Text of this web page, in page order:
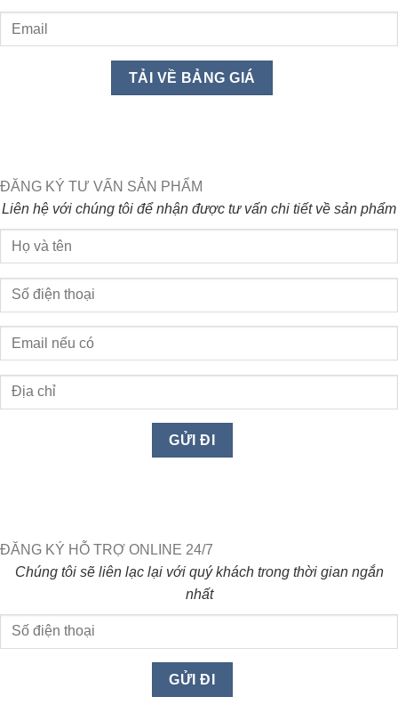
ĐĂNG KÝ TƯ VẤN SẢN PHẨM
Liên hệ với chúng tôi để nhận được tư vấn chi tiết về sản phẩm
ĐĂNG KÝ HỖ TRỢ ONLINE 24/7
Chúng tôi sẽ liên lạc lại với quý khách trong thời gian ngắn
nhất